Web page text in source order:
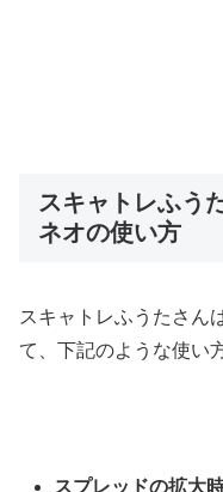
スキャトレふう
ネオの使い方
スキャトレふうたさん
て、下記のような使い
スプレッドの拡大